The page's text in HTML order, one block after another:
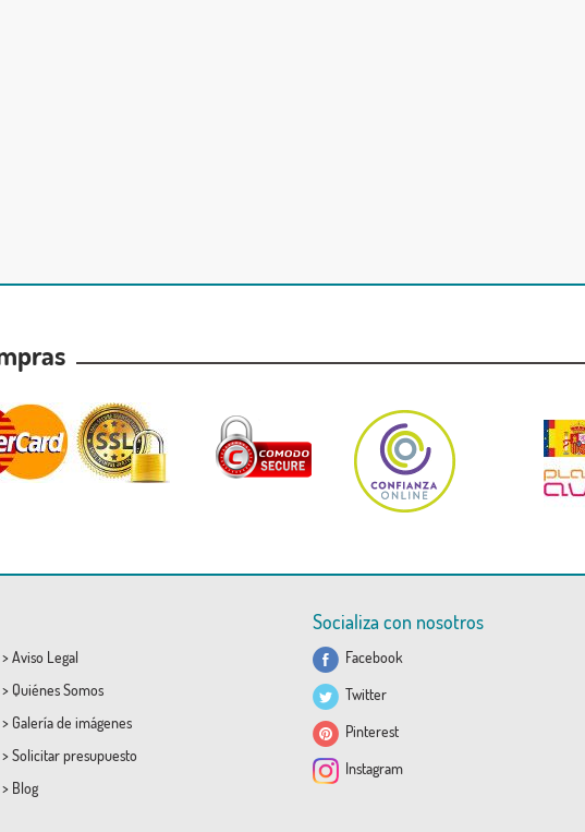
> Aviso Legal
> Quiénes Somos
> Galería de imágenes
> Solicitar presupuesto
> Blog
Socializa con nosotros
Facebook
Twitter
Pinterest
Instagram